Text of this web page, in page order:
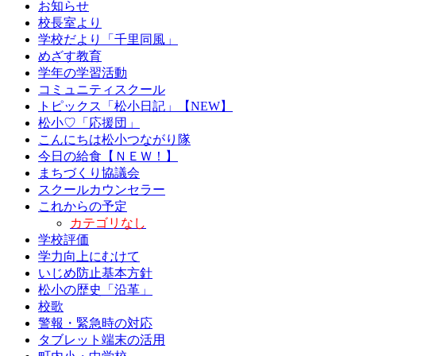
お知らせ
校長室より
学校だより「千里同風」
めざす教育
学年の学習活動
コミュニティスクール
トピックス「松小日記」【NEW】
松小♡「応援団」
こんにちは松小つながり隊
今日の給食【ＮＥＷ！】
まちづくり協議会
スクールカウンセラー
これからの予定
カテゴリなし
学校評価
学力向上にむけて
いじめ防止基本方針
松小の歴史「沿革」
校歌
警報・緊急時の対応
タブレット端末の活用